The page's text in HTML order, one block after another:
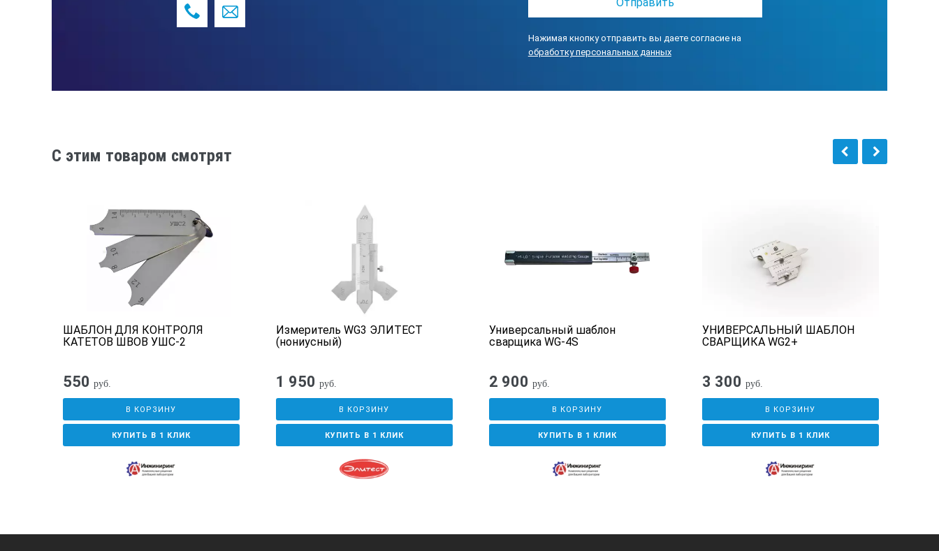
Нажимая кнопку отправить вы даете согласие на
обработку персональных данных
C этим товаром смотрят
ШАБЛОН ДЛЯ КОНТРОЛЯ
КАТЕТОВ ШВОВ УШС-2
550 руб.
В КОРЗИНУ
КУПИТЬ В 1 КЛИК
Измеритель WG3 ЭЛИТЕСТ
(нониусный)
1 950 руб.
В КОРЗИНУ
КУПИТЬ В 1 КЛИК
Универсальный шаблон
сварщика WG-4S
2 900 руб.
В КОРЗИНУ
КУПИТЬ В 1 КЛИК
УНИВЕРСАЛЬНЫЙ ШАБЛОН
СВАРЩИКА WG2+
3 300 руб.
В КОРЗИНУ
КУПИТЬ В 1 КЛИК